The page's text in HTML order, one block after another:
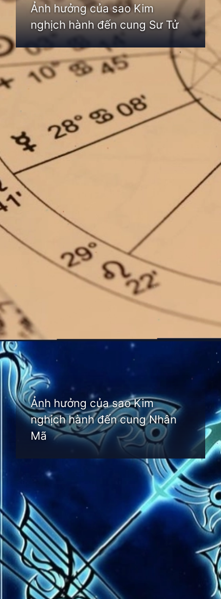
Ảnh hưởng của sao Kim
nghịch hành đến cung Sư Tử
Đang mở
Ảnh hưởng của sao Kim
nghịch hành đến cung Nhân
Mã